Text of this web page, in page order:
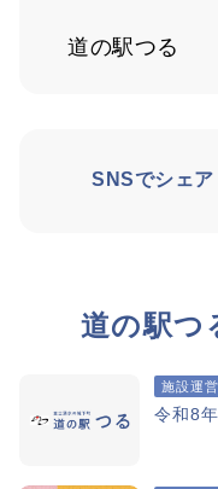
道の駅つる
SNSでシェア
道の駅つ
施設運営
令和8